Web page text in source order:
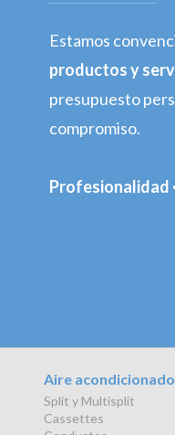
Estamos
productos y
presupuesto
compromiso.
Profesionalidad
Aire acondicionado
Split y Multisplit
Cassettes